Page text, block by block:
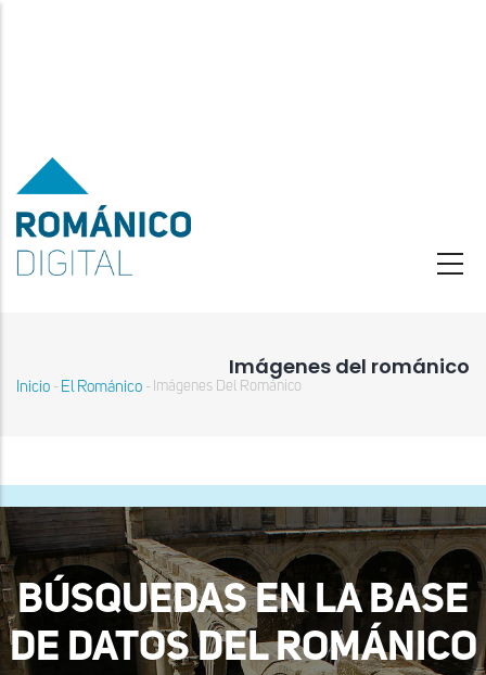
contenido
principal
Imágenes del románico
Sobrescribir
ayuda
a
la
navegación
Inicio - El Románico - Imágenes Del Románico
BÚSQUEDAS EN LA BASE
DE DATOS DEL ROMÁNICO